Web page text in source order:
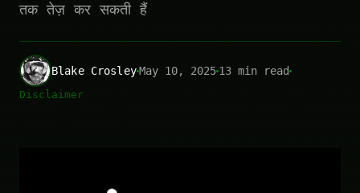
तक तेज़ कर सकती हैं
Blake CrosleyMay 10, 202513 min read
Disclaimer